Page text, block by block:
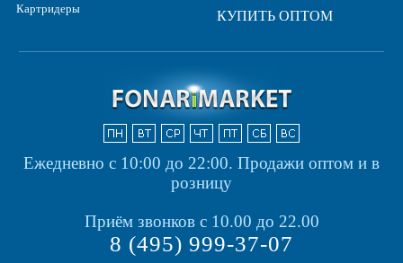
Картридеры
КУПИТЬ ОПТОМ
Ежедневно с 10:00 до 22:00. Продажи оптом и в
розницу
Приём звонков с 10.00 до 22.00
8 (495) 999-37-07